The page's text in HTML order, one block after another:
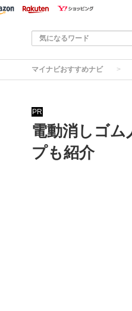
マイナビおすすめナビ
PR
電動消しゴム
プも紹介